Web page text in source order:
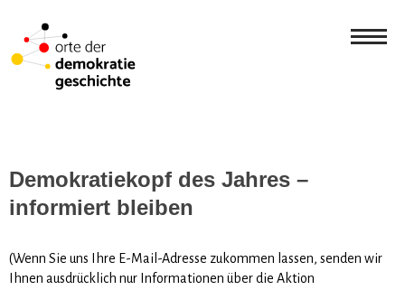
Demokratiekopf des Jahres –
informiert bleiben
(Wenn Sie uns Ihre E-Mail-Adresse zukommen lassen, senden wir
Ihnen ausdrücklich nur Informationen über die Aktion